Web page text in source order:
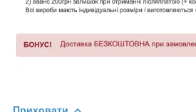
Приховати